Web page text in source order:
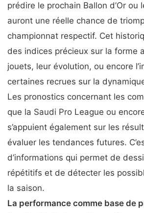
prédire le prochain Ballon d’Or ou
auront une réelle chance de
championnat respectif. Cet
des indices précieux sur la forme
jouets, leur évolution, ou encore
certaines recrues sur la
Les pronostics concernant les
que la Saudi Pro League ou
s’appuient également sur les
évaluer les tendances futures.
d’informations qui permet de
répétitifs et de détecter les
la saison.
La performance comme base de